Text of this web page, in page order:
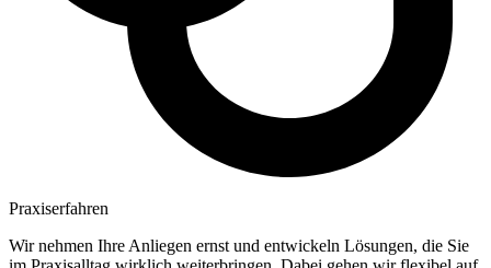
Praxiserfahren
Wir nehmen Ihre Anliegen ernst und entwickeln Lösungen, die Sie